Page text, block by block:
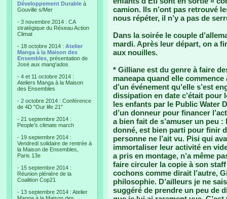
Développement Durable à
Gouville s/Mer
- 3 novembre 2014 : CA
stratégique du Réseau Action
Climat
- 18 octobre 2014 : Atelier
Manga à la Maison des
Ensembles , présentation de
José aux mang'ados
- 4 et 11 octobre 2014 :
Ateliers Manga à la Maison
des Ensembles
- 2 octobre 2014 : Conférence
de 4D "Our life 21"
- 21 septembre 2014 :
People's climate march
- 19 septembre 2014 :
Vendredi solidaire de rentrée à
la Maison de Ensembles,
Paris 13e
- 15 septembre 2014 :
Réunion plénière de la
Coalition Cop21
- 13 septembre 2014 : Atelier
camion. Ils n’ont pas retrouvé
nous répéter, il n’y a pas de
Dans la soirée le couple
mardi. Après leur départ, on a
aux nouilles.
* Gilliane est du genre à faire
maneapa quand elle
d’un événement qu’elle s’est
dissipation en date c’était pour
les enfants par le Public Water
d’un donneur pour financer
a bien fait de s’amuser un peu
donné, est bien parti pour finir
personne ne l’ait vu. Pisi qui
immortaliser leur activité en
a pris en montage, n’a même
faire circuler la copie à son
cochons comme dirait l’autre,
philosophie. D’ailleurs je ne
suggéré de prendre un peu de